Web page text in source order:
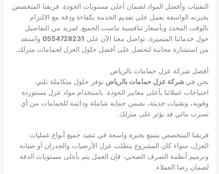
التقنيات وأفضل المواد لضمان أعلى مستويات الجودة. فريقنا المتخصص
بخبرته الواسعة يعمل على تقديم الخدمة بكفاءة ودقة مع الالتزام
بالوقت المحدد وبأسعار تنافسية تناسب الجميع. لمزيد من التفاصيل
حول خدماتنا المتميزة، تواصل معنا الآن على 0554728231 واستفد
من استشارة مجانية لتحصل على أفضل حلول العزل لحمامات منزلك.
أفضل شركة عزل حمامات بالرياض
نحن في شركة عزل حمامات بالرياض نوفر حلول متكاملة تلبي
احتياجات عملائنا بأعلى معايير الجودة. باستخدام مواد عزل مستوردة
وقوية، وتقنيات حديثة، نضمن حماية شاملة ودائمة للحمامات من أي
تسرب مائي قد يؤثر على منزلك.
فريقنا المتخصص يتمتع بخبرة واسعة في تنفيذ جميع أنواع عمليات
العزل، سواء كان المشروع يتطلب عزل الأرضيات والجدران أو صيانة
وترميم أنظمة الصرف الصحي، فإن العمل يتم بأعلى مستويات الدقة
لضمان رضا العملاء.